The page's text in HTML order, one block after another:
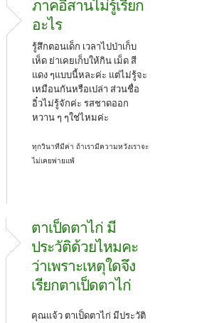
ภาคอีสานไม่รู้เรียก
อะไร
รู้สึกตอนเด็ก เวลาไปป่าเก็บ
เห็ด ย่าเคยเก็บให้กิน เม็ด สี
แดง ๆแบบนี้หละค่ะ แต่ไม่รู้จะ
เหมือนกันหรือเปล่า ส่วนชื่อ
อิ๋วไม่รู้จักค่ะ รสชาดออก
หวาน ๆ ๆใช่ไหมค่ะ
ทุกวินาทีมีค่า ถ้าเรามีความหวังเราจะ
ไม่เคยพ่ายแพ้
ตาเป็ดตาไก่ มี
ประวัติด้วยไหมคะ
ว่าเพราะเหตุใดจึง
เรียกตาเป็ดตาไก่
คุณแจ้ว ตาเป็ดตาไก่ มีประวัติ